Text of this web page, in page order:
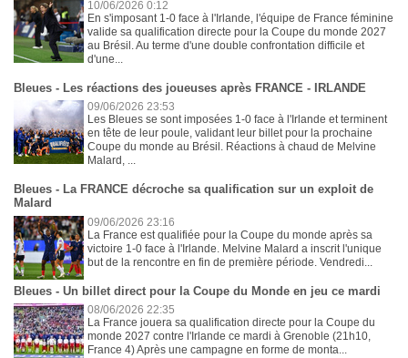
10/06/2026 0:12
En s'imposant 1-0 face à l'Irlande, l'équipe de France féminine
valide sa qualification directe pour la Coupe du monde 2027
au Brésil. Au terme d'une double confrontation difficile et
d'une...
Bleues - Les réactions des joueuses après FRANCE - IRLANDE
09/06/2026 23:53
Les Bleues se sont imposées 1-0 face à l'Irlande et terminent
en tête de leur poule, validant leur billet pour la prochaine
Coupe du monde au Brésil. Réactions à chaud de Melvine
Malard, ...
Bleues - La FRANCE décroche sa qualification sur un exploit de
Malard
09/06/2026 23:16
La France est qualifiée pour la Coupe du monde après sa
victoire 1-0 face à l'Irlande. Melvine Malard a inscrit l'unique
but de la rencontre en fin de première période. Vendredi...
Bleues - Un billet direct pour la Coupe du Monde en jeu ce mardi
08/06/2026 22:35
La France jouera sa qualification directe pour la Coupe du
monde 2027 contre l'Irlande ce mardi à Grenoble (21h10,
France 4) Après une campagne en forme de monta...